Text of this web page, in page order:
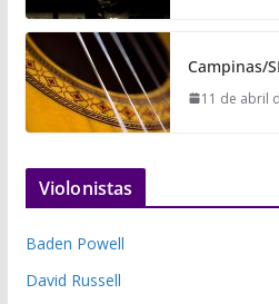
Campinas/
11 de abril
Violonistas
Baden Powell
David Russell